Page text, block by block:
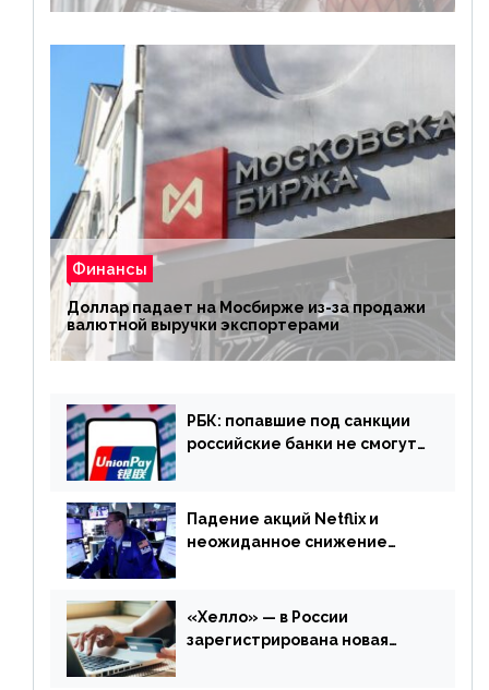
Финансы
Доллар падает на Мосбирже из-за продажи
валютной выручки экспортерами
РБК: попавшие под санкции
российские банки не смогут
Падение акций Netflix и
неожиданное снижение
апреля
«Хелло» — в России
зарегистрирована новая